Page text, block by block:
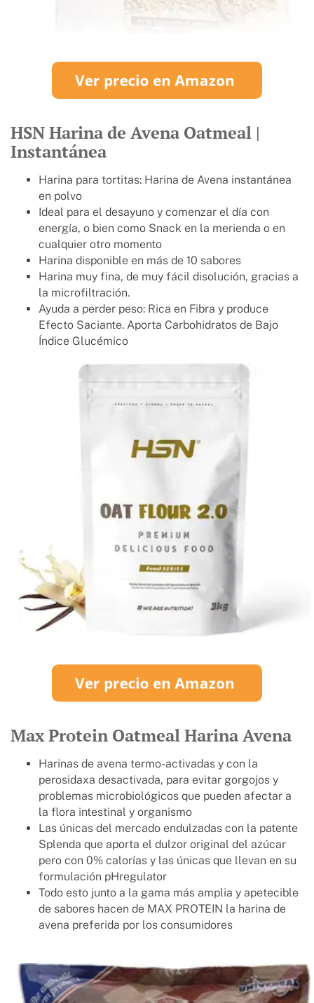
HSN Harina de Avena Oatmeal |
Instantánea
Harina para tortitas: Harina de Avena instantánea
en polvo
Ideal para el desayuno y comenzar el día con
energía, o bien como Snack en la merienda o en
cualquier otro momento
Harina disponible en más de 10 sabores
Harina muy fina, de muy fácil disolución, gracias a
la microfiltración.
Ayuda a perder peso: Rica en Fibra y produce
Efecto Saciante. Aporta Carbohidratos de Bajo
Índice Glucémico
Max Protein Oatmeal Harina Avena
Harinas de avena termo-activadas y con la
perosidaxa desactivada, para evitar gorgojos y
problemas microbiológicos que pueden afectar a
la flora intestinal y organismo
Las únicas del mercado endulzadas con la patente
Splenda que aporta el dulzor original del azúcar
pero con 0% calorías y las únicas que llevan en su
formulación pHregulator
Todo esto junto a la gama más amplia y apetecible
de sabores hacen de MAX PROTEIN la harina de
avena preferida por los consumidores